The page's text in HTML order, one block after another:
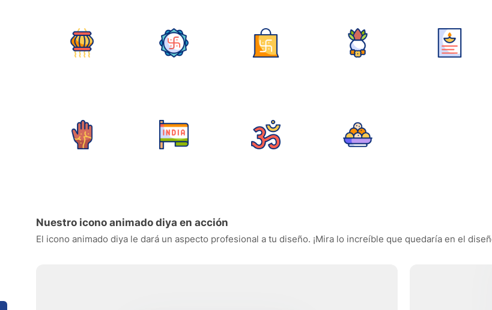
Nuestro icono animado diya en acción
El icono animado diya le dará un aspecto profesional a tu diseño. ¡Mira lo increíble que quedaría en el